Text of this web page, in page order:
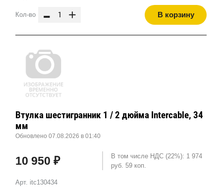
Кол-во - + В корзину
Арт. itc130434
Втулка шестигранник 1 / 2 дюйма Intercable, 34
мм
Обновлено 07.08.2026 в 01:40
10 950 ₽
В том числе НДС (22%): 1 974
руб. 59 коп.